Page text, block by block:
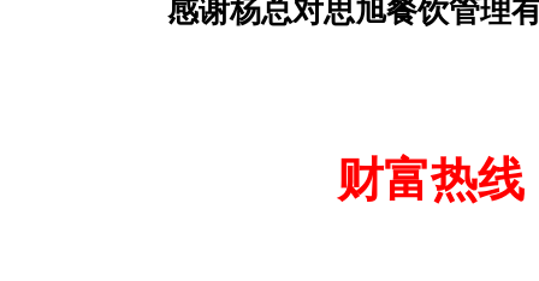
感谢杨总对思旭餐饮管理
财富热线